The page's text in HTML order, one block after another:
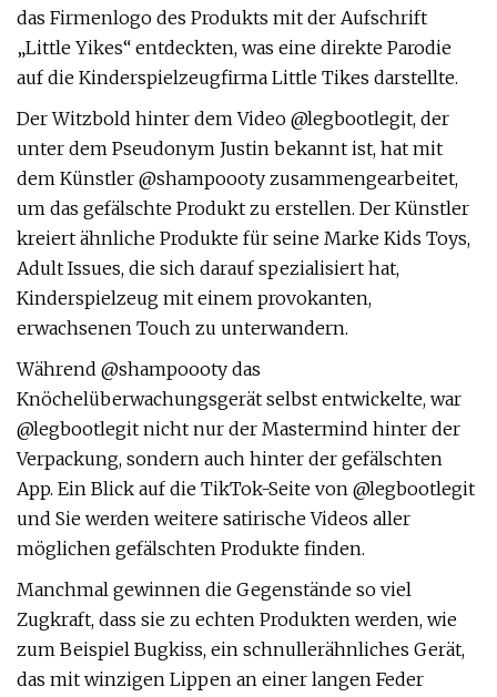
das Firmenlogo des Produkts mit der Aufschrift
„Little Yikes“ entdeckten, was eine direkte Parodie
auf die Kinderspielzeugfirma Little Tikes darstellte.
Der Witzbold hinter dem Video @legbootlegit, der
unter dem Pseudonym Justin bekannt ist, hat mit
dem Künstler @shampoooty zusammengearbeitet,
um das gefälschte Produkt zu erstellen. Der Künstler
kreiert ähnliche Produkte für seine Marke Kids Toys,
Adult Issues, die sich darauf spezialisiert hat,
Kinderspielzeug mit einem provokanten,
erwachsenen Touch zu unterwandern.
Während @shampoooty das
Knöchelüberwachungsgerät selbst entwickelte, war
@legbootlegit nicht nur der Mastermind hinter der
Verpackung, sondern auch hinter der gefälschten
App. Ein Blick auf die TikTok-Seite von @legbootlegit
und Sie werden weitere satirische Videos aller
möglichen gefälschten Produkte finden.
Manchmal gewinnen die Gegenstände so viel
Zugkraft, dass sie zu echten Produkten werden, wie
zum Beispiel Bugkiss, ein schnullerähnliches Gerät,
das mit winzigen Lippen an einer langen Feder